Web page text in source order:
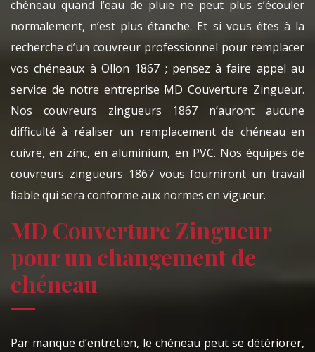
chéneau quand l’eau de pluie ne peut plus s’écouler
normalement, n’est plus étanche. Et si vous êtes à la
recherche d’un couvreur professionnel pour remplacer
vos chéneaux à Ollon 1867 ; pensez à faire appel au
service de notre entreprise MD Couverture Zingueur.
Nos couvreurs zingueurs 1867 n’auront aucune
difficulté à réaliser un remplacement de chéneau en
cuivre, en zinc, en aluminium, en PVC. Nos équipes de
couvreurs zingueurs 1867 vous fourniront un travail
fiable qui sera conforme aux normes en vigueur.
MD Couverture Zingueur
pour un changement de
chéneau
Par manque d’entretien, le chéneau peut se détériorer,